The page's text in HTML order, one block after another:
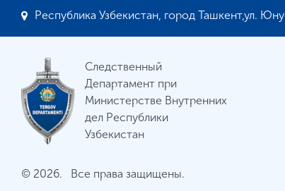
Республика Узбекистан, город Ташкент,ул.
Следственный
Департамент при
Министерстве Внутренних
дел Республики
Узбекистан
© 2026. Все права защищены.